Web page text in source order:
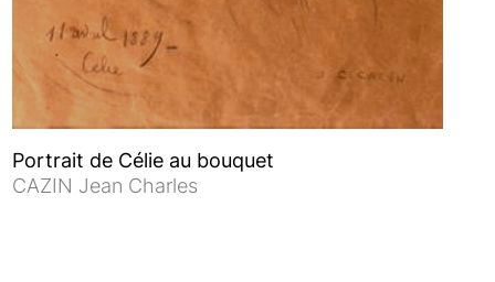
Portrait de Célie au bouquet
CAZIN Jean Charles